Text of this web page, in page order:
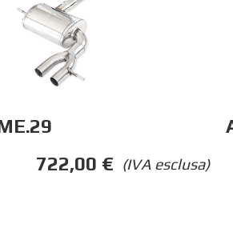
(IVA esclusa)
722,00 €